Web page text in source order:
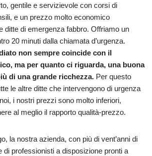
gentile e servizievole con corsi di
e un prezzo molto economico
ditte di emergenza fabbro. Offriamo un
20 minuti dalla chiamata d’urgenza.
non sempre coincide con il
ma per quanto ci riguarda, una buona
di una grande ricchezza. Per questo
le altre ditte che intervengono di urgenza
i nostri prezzi sono molto inferiori,
al meglio il rapporto qualità-prezzo.
la nostra azienda, con più di vent’anni di
di professionisti a disposizione pronti a